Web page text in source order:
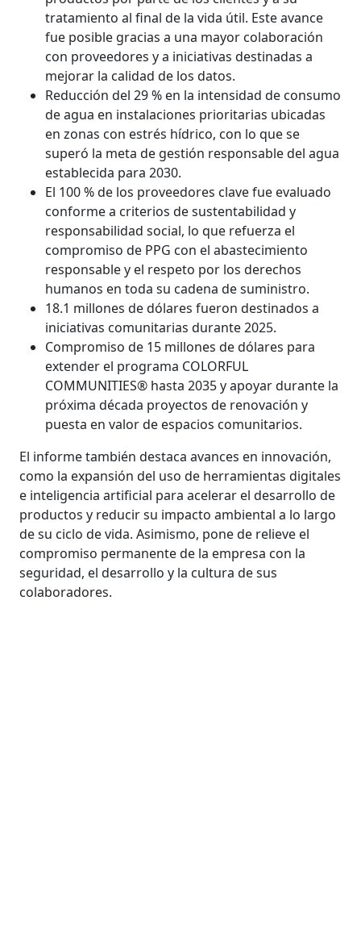
tratamiento al final de la vida útil. Este avance
fue posible gracias a una mayor colaboración
con proveedores y a iniciativas destinadas a
mejorar la calidad de los datos.
Reducción del 29 % en la intensidad de consumo
de agua en instalaciones prioritarias ubicadas
en zonas con estrés hídrico, con lo que se
superó la meta de gestión responsable del agua
establecida para 2030.
El 100 % de los proveedores clave fue evaluado
conforme a criterios de sustentabilidad y
responsabilidad social, lo que refuerza el
compromiso de PPG con el abastecimiento
responsable y el respeto por los derechos
humanos en toda su cadena de suministro.
18.1 millones de dólares fueron destinados a
iniciativas comunitarias durante 2025.
Compromiso de 15 millones de dólares para
extender el programa COLORFUL
COMMUNITIES® hasta 2035 y apoyar durante la
próxima década proyectos de renovación y
puesta en valor de espacios comunitarios.
El informe también destaca avances en innovación,
como la expansión del uso de herramientas digitales
e inteligencia artificial para acelerar el desarrollo de
productos y reducir su impacto ambiental a lo largo
de su ciclo de vida. Asimismo, pone de relieve el
compromiso permanente de la empresa con la
seguridad, el desarrollo y la cultura de sus
colaboradores.